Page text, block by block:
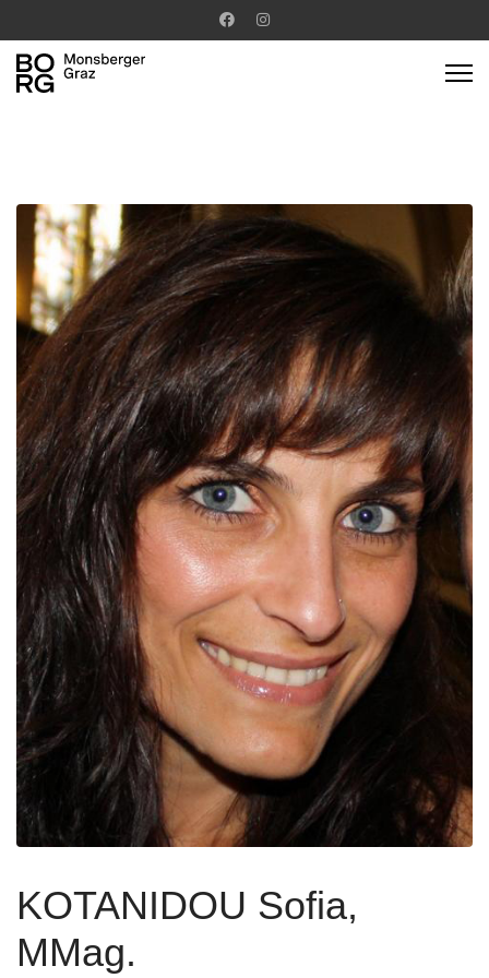
KOTANIDOU Sofia,
MMag.